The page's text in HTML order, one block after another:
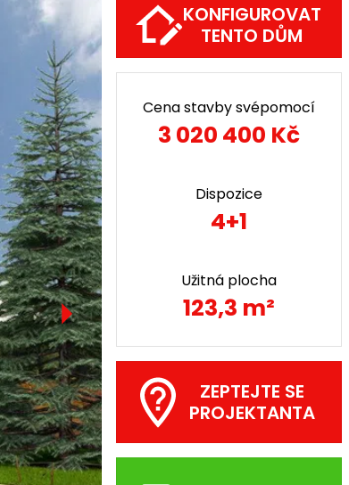
KONFIGUROVAT
TENTO DŮM
Cena stavby svépomocí
3 020 400 Kč
Dispozice
4+1
Užitná plocha
123,3 m²
ZEPTEJTE SE
PROJEKTANTA